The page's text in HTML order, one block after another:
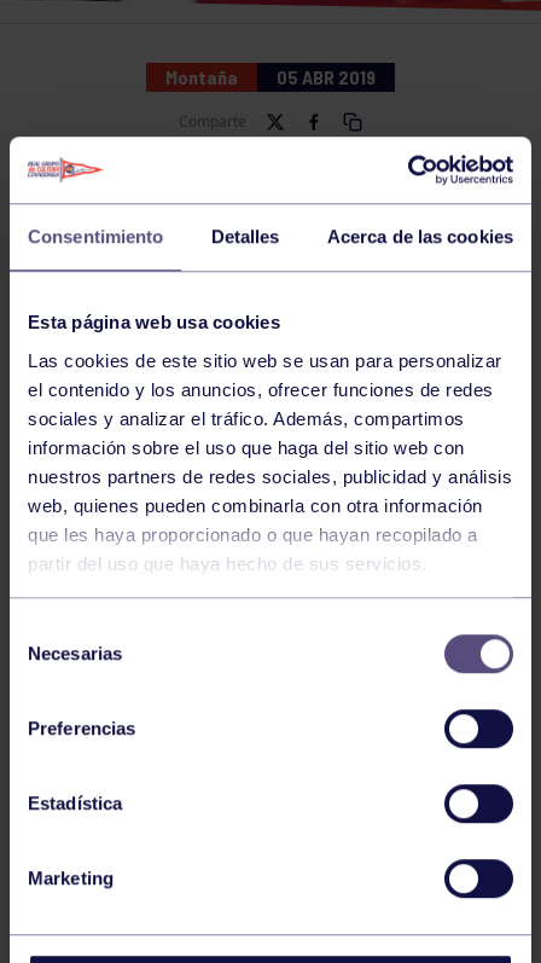
Consentimiento Detalles Acerca de las cookies
Esta página web usa cookies
Las cookies de este sitio web se usan para personalizar
el contenido y los anuncios, ofrecer funciones de redes
sociales y analizar el tráfico. Además, compartimos
información sobre el uso que haga del sitio web con
nuestros partners de redes sociales, publicidad y análisis
web, quienes pueden combinarla con otra información
que les haya proporcionado o que hayan recopilado a
partir del uso que haya hecho de sus servicios.
Necesarias
Preferencias
Estadística
Marketing
Montaña 05 ABR 2019
Comparte
NOTICIAS RELACIONADAS
Montaña 08 Jun 2026
13 DE JUNIO: PRÓXIMA EXCURSIÓN
6 DE JUNIO: TRAVESÍA POR SOMIEDO